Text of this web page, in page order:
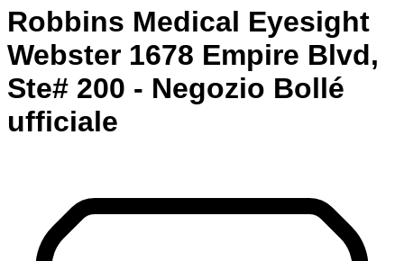
Robbins Medical Eyesight
Webster 1678 Empire Blvd,
Ste# 200 - Negozio Bollé
ufficiale